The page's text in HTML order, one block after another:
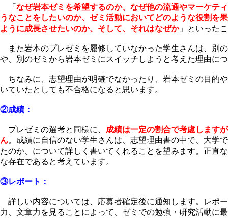
「 なぜ岩本ゼミを希望するのか、なぜ他の流通やマーケテ
うなことをしたいのか、ゼミ活動においてどのような役割を
ように成長させたいのか、そして、それはなぜか」といった
また岩本のプレゼミを履修していなかった学生さんは、別
や、別のゼミから岩本ゼミにスイッチしようと考えた理由に
ちなみに、 志望理由が明確でなかったり、岩本ゼミの目的
いていたとしても不合格になると思います。
②成績：
プレゼミの選考と同様に、 成績は一定の割合で考慮します
ん。成績に自信のない学生さんは、志望理由書の中で、大学
たのか、について詳しく書いてくれることを望みます。正直
な存在であると考えています。
③レポート：
詳しい内容については、応募者確定後に通知します。
レポ
力、文章力を見ることによって、ゼミでの勉強・研究活動に